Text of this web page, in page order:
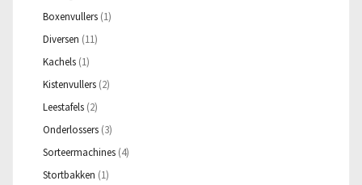
Boxenvullers (1)
Diversen (11)
Kachels (1)
Kistenvullers (2)
Leestafels (2)
Onderlossers (3)
Sorteermachines (4)
Stortbakken (1)